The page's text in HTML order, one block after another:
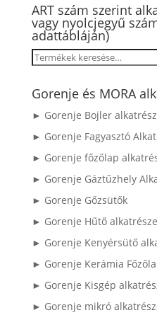
ART szám szerint
vagy nyolcjegyű
adattábláján)
Keresés
következőre:
Gorenje és MORA
► Gorenje Bojler
► Gorenje Fagyasztó
► Gorenje főzőlap
► Gorenje Gáztűzhely
► Gorenje Gőzsütők
► Gorenje Hűtő
► Gorenje Kenyérsütő
► Gorenje Kerámia
► Gorenje Kisgép
► Gorenje mikró